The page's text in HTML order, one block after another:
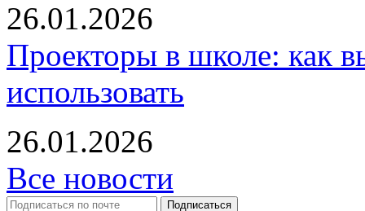
26.01.2026
Проекторы в школе: как
использовать
26.01.2026
Все новости